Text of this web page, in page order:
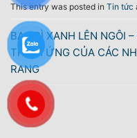
This entry was posted in Tin tức
BAO BÌ XANH LÊN NGÔI
THÍCH ỨNG CỦA CÁC
RANG